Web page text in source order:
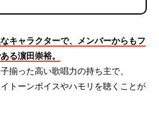
キャラクターで、メンバーからもフ
る濵田崇裕。
揃った高い歌唱力の持ち主で、
トーンボイスやハモリを聴くことが